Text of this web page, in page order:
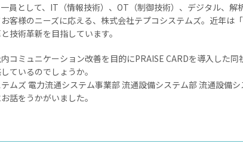
員として、IT（情報技術）、OT（制御技術）、デジタル、解
客様のニーズに応える、株式会社テプコシステムズ。近年は
技術革新を目指しています。
コミュニケーション改善を目的にPRAISE CARDを導入した
ているのでしょうか。
ムズ 電力流通システム事業部 流通設備システム部 流通設備
話をうかがいました。